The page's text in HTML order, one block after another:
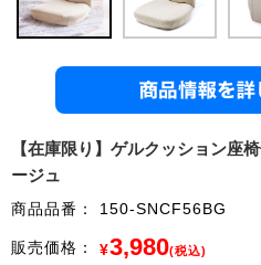
【在庫限り】ゲルクッション座
ージュ
商品品番： 150-SNCF56BG
販売価格： ¥3,980(税込)